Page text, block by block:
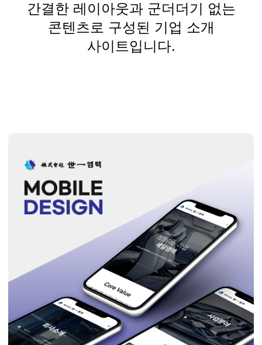
간결한 레이아웃과 군더더기 없는
콘텐츠로 구성된 기업 소개
사이트입니다.